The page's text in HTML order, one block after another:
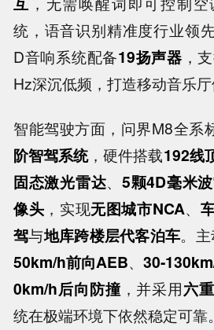
统，语音识别精准度行业领
D音响系统配备19扬声器 ，
Hz深沉低频，打造移动音乐厅
智能驾驶方面，问界M8全系
阶智驾系统，硬件搭载192线
固态激光雷达、 5颗4D毫米
像头 ，实现无图城市NCA、
驾与地库跨楼层代客泊车。
50km/h前向AEB、30-
0km/h后向防撞 ，并采用六
统在极端环境下依然稳定可靠。